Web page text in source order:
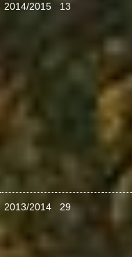
2014/2015 13
2013/2014 29